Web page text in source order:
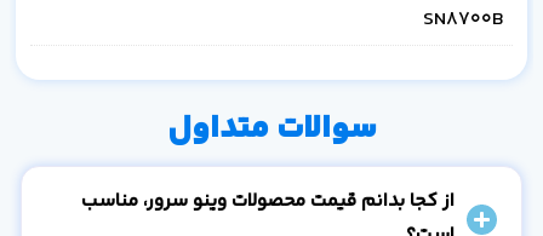
SN8700B
سوالات متداول
از کجا بدانم قیمت محصولات وینو سرور، مناسب